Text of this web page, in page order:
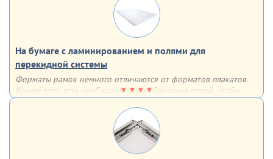
На бумаге с ламинированием и полями для
перекидной системы
Форматы рамок немного отличаются от форматов плакатов.
Кроме того, есть необходимость добавления полей, чтобы
рамка не закрывала часть информации. По этим причинам мы
дорабатываем макет для использования в перекидных